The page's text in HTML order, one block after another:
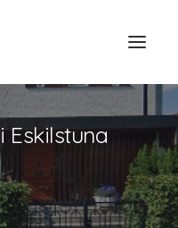
Eskilstuna